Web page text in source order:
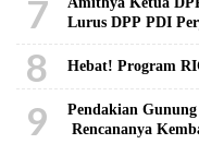
7
Lurus DPP PDI
8 Hebat! Program
9
Pendakian
Rencananya